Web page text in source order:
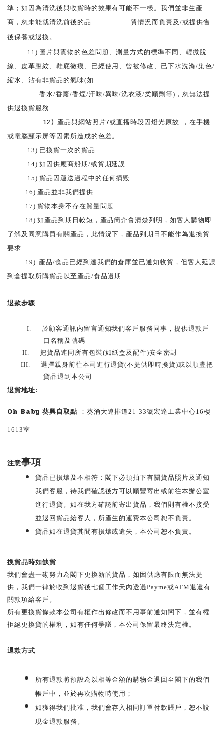
準；如因為清洗後與收貨時的效果有可能不一樣。我們並非生產
商，恕未能就清洗前後的品 質情況而負責及/或提供售
後保養或退換。
圖片與實物的色差問題、測量方式的標準不同、輕微脫
線、皮革壓紋、鞋底微痕、已經使用、曾被修改、已下水洗滌/染色/
縮水、沾有非貨品的氣味(如
水/香薰/香煙/汗味/異味/洗衣液/柔順劑等)，恕無法提
供退換貨服務
產品與網站照片/或直播時段因燈光原故 ，在手機
或電腦顯示屏等因素所造成的色差。
已換貨一次的貨品
如因供應商船期/或貨期延誤
貨品因運送過程中的任何損毀
產品並非我們提供
貨物本身不存在質量問題
如產品到期日較短，產品簡介會清楚列明，如客人購物即
了解及同意購買有關產品，此情況下，產品到期日不能作為退換貨
要求
產品/食品已經到達我們的倉庫並已通知收貨，但客人延誤
到倉提取所購貨品以至產品/食品過期
退款步驟
I.
於顧客通訊內留言通知我們客戶服務同事，提供退款戶
口名稱及號碼
II.
把貨品連同所有包裝(如紙盒及配件)安全密封
III.
選擇親身前往本司進行退貨(不提供即時換貨)或以順豐把
貨品退到本公司
退貨地址:
Oh Baby 葵興自取點 ： 葵涌大連排道21-33號宏達工業中心16樓
1613室
注意事項
貨品已損壞及不相符：閣下必須拍下有關貨品照片及通知
我們客服，待我們確認後方可以順豐寄出或前往本辦公室
進行退貨。如在我方確認前寄出貨品，我們則有權不接受
並退回貨品給客人，所產生的運費本公司恕不負責。
貨品如在退貨其間有損壞或遺失，本公司恕不負責。
換貨品時如缺貨
我們會盡一砌努力為閣下更換新的貨品，如因供應有限而無法提
供，我們一律於收到退貨後七個工作天內透過Payme或ATM退還有
關款項給客戶。
所有更換貨條款本公司有權作出修改而不用事前通知閣下，並有權
拒絕更換貨的權利，如有任何爭議，本公司保留最終決定權。
退款方式
所有退款將預設為以相等金額的購物金退回至閣下的我們
帳戶中，並於再次購物時使用；
如獲得我們批准，我們會存入相同訂單付款賬戶，恕不設
現金退款服務。